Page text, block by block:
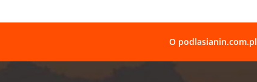
O podlasianin.com.pl